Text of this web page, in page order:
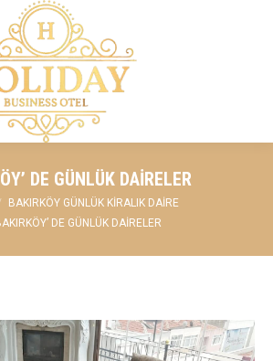
DE GÜNLÜK DAIRELER
BAKIRKÖY GÜNLÜK KIRALIK DAIRE
DE GÜNLÜK DAIRELER